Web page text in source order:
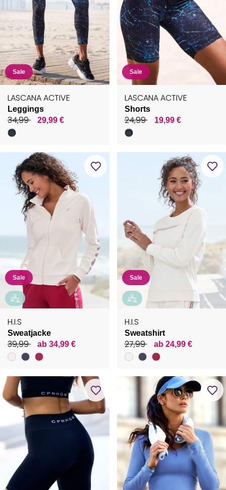
Sale
LASCANA ACTIVE
Leggings
34,99 29,99 €
Sale
LASCANA ACTIVE
Shorts
24,99 19,99 €
Sale
H.I.S
Sweatjacke
39,99 ab 34,99 €
Sale
H.I.S
Sweatshirt
27,99 ab 24,99 €